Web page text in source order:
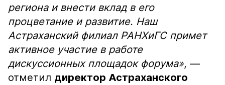
региона и внести вклад в его
процветание и развитие. Наш
Астраханский филиал РАНХиГС примет
активное участие в работе
дискуссионных площадок форума», —
отметил директор Астраханского